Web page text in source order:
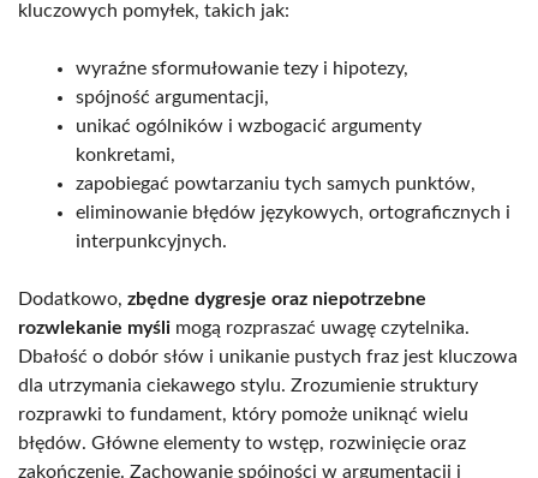
kluczowych pomyłek, takich jak:
wyraźne sformułowanie tezy i hipotezy,
spójność argumentacji,
unikać ogólników i wzbogacić argumenty
konkretami,
zapobiegać powtarzaniu tych samych punktów,
eliminowanie błędów językowych, ortograficznych i
interpunkcyjnych.
Dodatkowo, zbędne dygresje oraz niepotrzebne
rozwlekanie myśli mogą rozpraszać uwagę czytelnika.
Dbałość o dobór słów i unikanie pustych fraz jest kluczowa
dla utrzymania ciekawego stylu. Zrozumienie struktury
rozprawki to fundament, który pomoże uniknąć wielu
błędów. Główne elementy to wstęp, rozwinięcie oraz
zakończenie. Zachowanie spójności w argumentacji i